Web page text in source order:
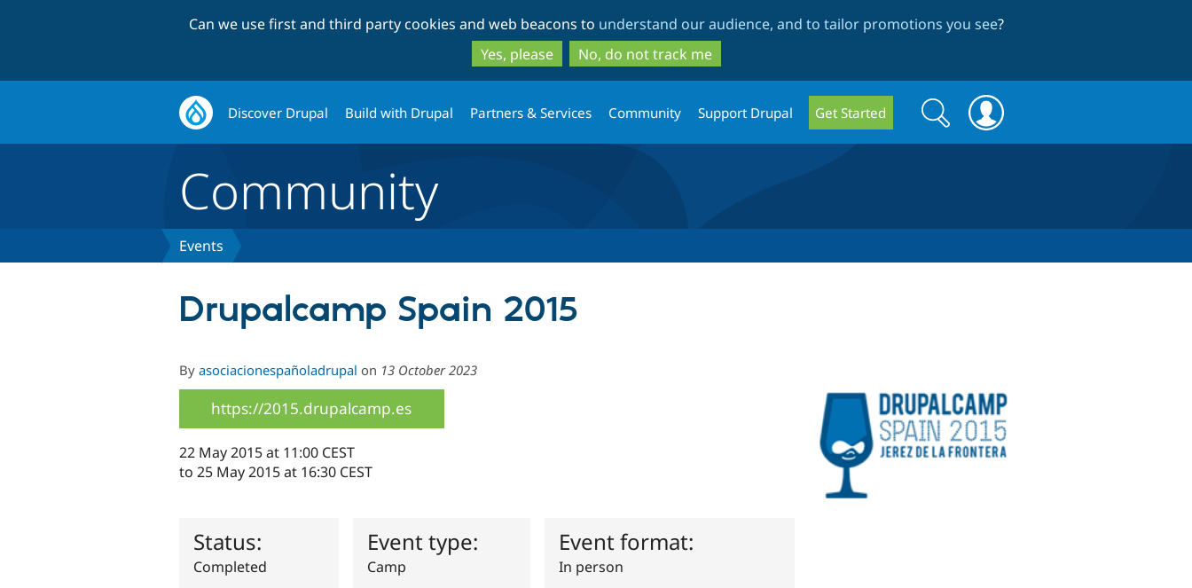
to
main
content
to
search
Can we use first and third party cookies and web beacons to understand our audience, and to tailor promotions you see?
Yes, please
No, do not track me
Discover Drupal Build with Drupal Partners & Services Community Support Drupal Get Started
Search
form
Search
Community
Events
Drupalcamp Spain 2015
By asociacionespañoladrupal on 13 October 2023
https://2015.drupalcamp.es
22 May 2015 at 11:00 CEST
to 25 May 2015 at 16:30 CEST
Status:
Completed
Event type:
Camp
Event format:
In person